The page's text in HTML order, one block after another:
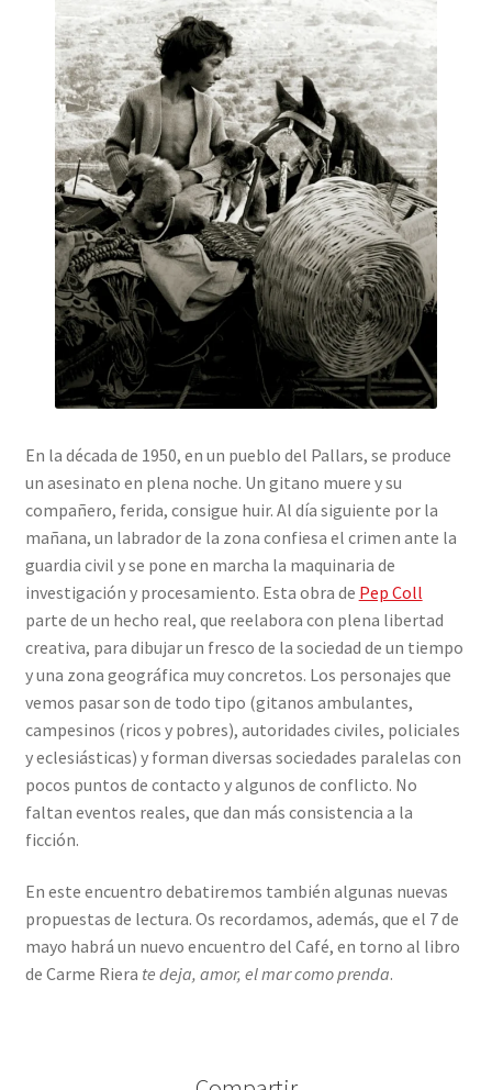
En la década de 1950, en un pueblo del Pallars, se produce
un asesinato en plena noche. Un gitano muere y su
compañero, ferida, consigue huir. Al día siguiente por la
mañana, un labrador de la zona confiesa el crimen ante la
guardia civil y se pone en marcha la maquinaria de
investigación y procesamiento. Esta obra de Pep Coll
parte de un hecho real, que reelabora con plena libertad
creativa, para dibujar un fresco de la sociedad de un tiempo
y una zona geográfica muy concretos. Los personajes que
vemos pasar son de todo tipo (gitanos ambulantes,
campesinos (ricos y pobres), autoridades civiles, policiales
y eclesiásticas) y forman diversas sociedades paralelas con
pocos puntos de contacto y algunos de conflicto. No
faltan eventos reales, que dan más consistencia a la
ficción.
En este encuentro debatiremos también algunas nuevas
propuestas de lectura. Os recordamos, además, que el 7 de
mayo habrá un nuevo encuentro del Café, en torno al libro
de Carme Riera te deja, amor, el mar como prenda.